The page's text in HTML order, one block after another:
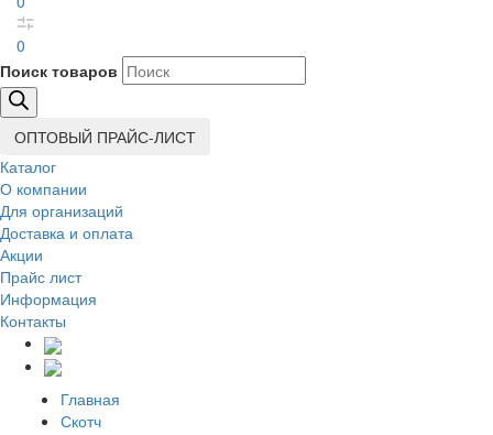
0
Поиск товаров
ОПТОВЫЙ ПРАЙС-ЛИСТ
Каталог
О компании
Для организаций
Доставка и оплата
Акции
Прайс лист
Информация
Контакты
Главная
Скотч